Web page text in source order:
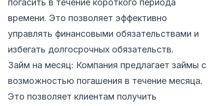
погасить в течение короткого периода
времени. Это позволяет эффективно
управлять финансовыми обязательствами и
избегать долгосрочных обязательств.
Займ на месяц: Компания предлагает займы с
возможностью погашения в течение месяца.
Это позволяет клиентам получить